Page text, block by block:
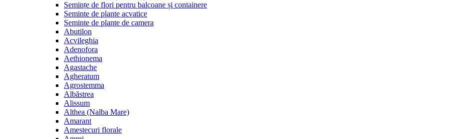
Semințe de flori pentru balcoane și containere
Seminte de plante acvatice
Seminte de plante de camera
Abutilon
Acvileghia
Adenofora
Aethionema
Agastache
Agheratum
Agrostemma
Albăstrea
Alissum
Althea (Nalba Mare)
Amarant
Amestecuri florale